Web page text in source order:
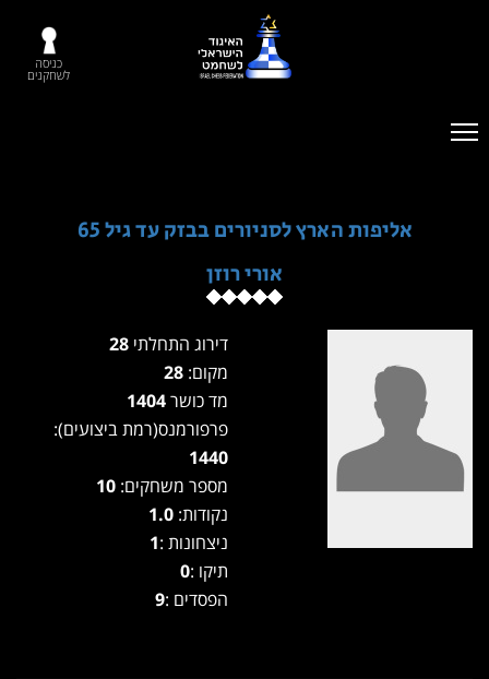
כניסה
לשחקנים
אליפות הארץ לסניורים בבזק עד גיל 65
אורי רוזן
דירוג התחלתי
מקום:
מד כושר
פרפורמנס(רמת ביצועים):
1440
מספר משחקים:
נקודות: 1.0
ניצחונות :1
תיקו :0
הפסדים :9